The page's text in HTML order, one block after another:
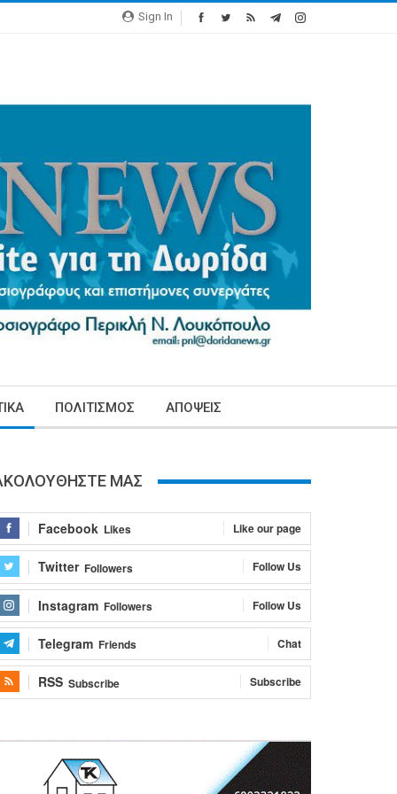
Sign In
ΠΟΛΙΤΙΣΜΟΣ ΑΠΟΨΕΙΣ
ΜΑΣ
Facebook Likes Like our page
Twitter Followers Follow Us
Instagram Followers Follow Us
Telegram Friends Chat
RSS Subscribe Subscribe